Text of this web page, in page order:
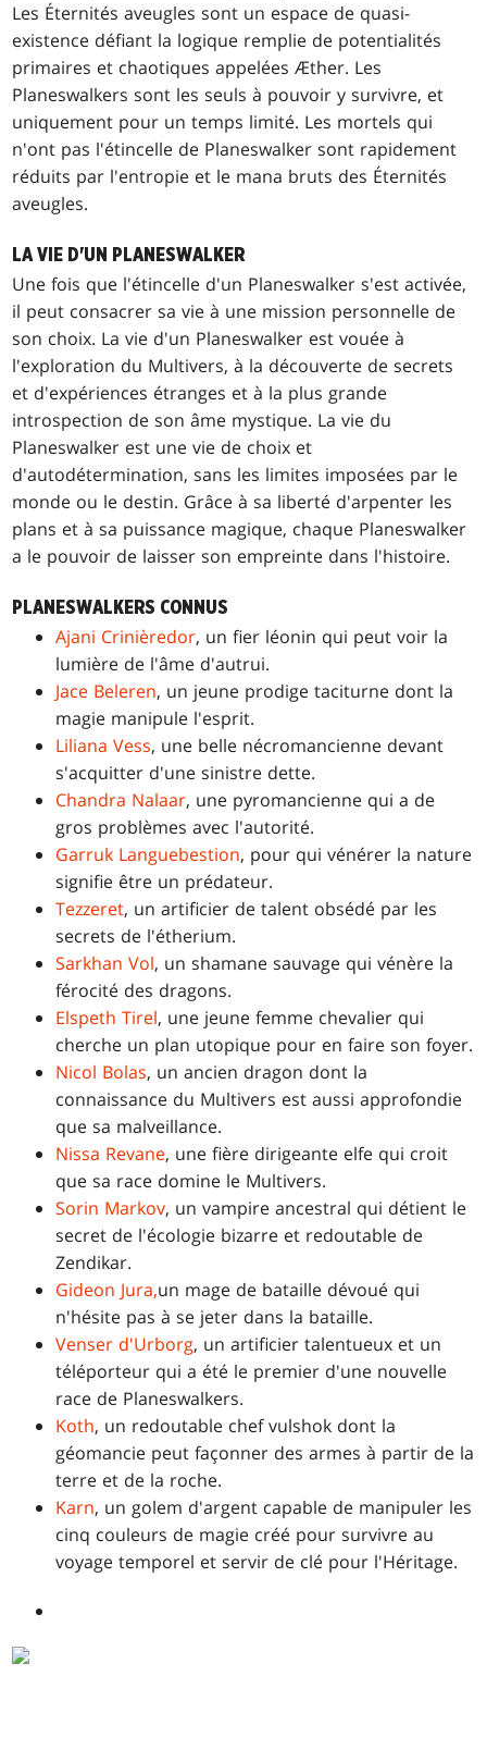
Les Éternités aveugles sont un espace de quasi-
existence défiant la logique remplie de potentialités
primaires et chaotiques appelées Æther. Les
Planeswalkers sont les seuls à pouvoir y survivre, et
uniquement pour un temps limité. Les mortels qui
n'ont pas l'étincelle de Planeswalker sont rapidement
réduits par l'entropie et le mana bruts des Éternités
aveugles.
LA VIE D'UN PLANESWALKER
Une fois que l'étincelle d'un Planeswalker s'est activée,
il peut consacrer sa vie à une mission personnelle de
son choix. La vie d'un Planeswalker est vouée à
l'exploration du Multivers, à la découverte de secrets
et d'expériences étranges et à la plus grande
introspection de son âme mystique. La vie du
Planeswalker est une vie de choix et
d'autodétermination, sans les limites imposées par le
monde ou le destin. Grâce à sa liberté d'arpenter les
plans et à sa puissance magique, chaque Planeswalker
a le pouvoir de laisser son empreinte dans l'histoire.
PLANESWALKERS CONNUS
Ajani Crinièredor, un fier léonin qui peut voir la
lumière de l'âme d'autrui.
Jace Beleren, un jeune prodige taciturne dont la
magie manipule l'esprit.
Liliana Vess, une belle nécromancienne devant
s'acquitter d'une sinistre dette.
Chandra Nalaar, une pyromancienne qui a de
gros problèmes avec l'autorité.
Garruk Languebestion, pour qui vénérer la nature
signifie être un prédateur.
Tezzeret, un artificier de talent obsédé par les
secrets de l'étherium.
Sarkhan Vol, un shamane sauvage qui vénère la
férocité des dragons.
Elspeth Tirel, une jeune femme chevalier qui
cherche un plan utopique pour en faire son foyer.
Nicol Bolas, un ancien dragon dont la
connaissance du Multivers est aussi approfondie
que sa malveillance.
Nissa Revane, une fière dirigeante elfe qui croit
que sa race domine le Multivers.
Sorin Markov, un vampire ancestral qui détient le
secret de l'écologie bizarre et redoutable de
Zendikar.
Gideon Jura,un mage de bataille dévoué qui
n'hésite pas à se jeter dans la bataille.
Venser d'Urborg, un artificier talentueux et un
téléporteur qui a été le premier d'une nouvelle
race de Planeswalkers.
Koth, un redoutable chef vulshok dont la
géomancie peut façonner des armes à partir de la
terre et de la roche.
Karn, un golem d'argent capable de manipuler les
cinq couleurs de magie créé pour survivre au
voyage temporel et servir de clé pour l'Héritage.